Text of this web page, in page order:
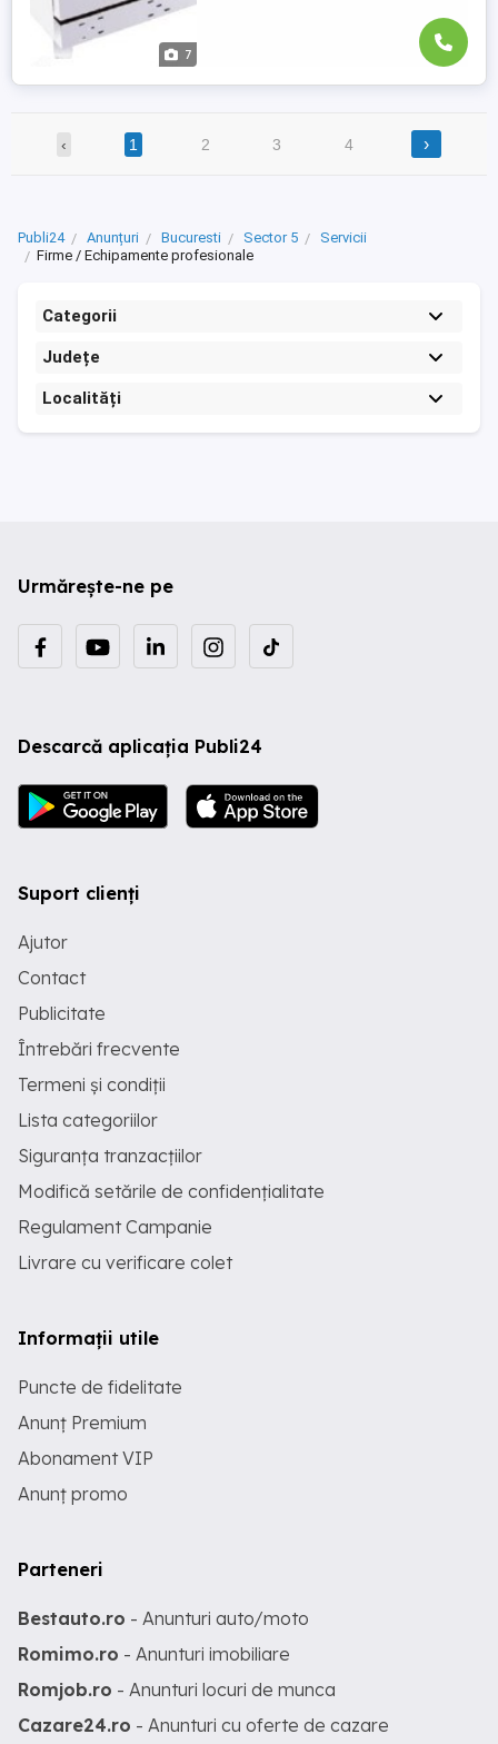
7
‹ 1 2 3 4 ›
Publi24 Anunțuri Bucuresti Sector 5
Servicii
Firme / Echipamente profesionale
Categorii
Județe
Localități
Urmărește-ne pe
Descarcă aplicația Publi24
Suport clienți
Ajutor
Contact
Publicitate
Întrebări frecvente
Termeni și condiții
Lista categoriilor
Siguranța tranzacțiilor
Modifică setările de confidențialitate
Regulament Campanie
Livrare cu verificare colet
Informații utile
Puncte de fidelitate
Anunț Premium
Abonament VIP
Anunț promo
Parteneri
Bestauto.ro - Anunturi auto/moto
Romimo.ro - Anunturi imobiliare
Romjob.ro - Anunturi locuri de munca
Cazare24.ro - Anunturi cu oferte de cazare